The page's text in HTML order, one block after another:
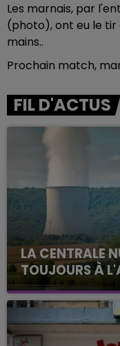
Les marnais, par
(photo), ont eu le tir
mains..
Prochain match,
FIL D'ACTUS
LA CENTRALE
TOUJOURS À
Cela fait déjà
nucléaire
justifiée par la
présente.